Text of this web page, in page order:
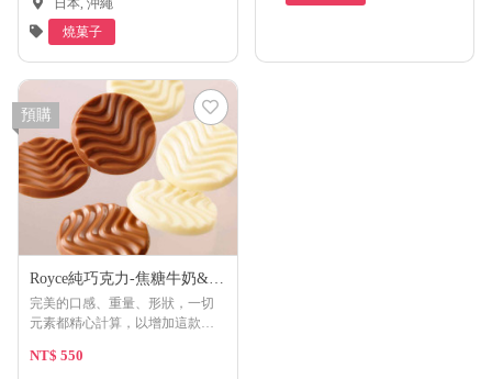
日本, 沖繩
燒菓子
預購
Royce純巧克力-焦糖牛奶&牛
奶
完美的口感、重量、形狀，一切
元素都精心計算，以增加這款誘
奶風味的巧克力[可可含量42%]，
NT$ 550